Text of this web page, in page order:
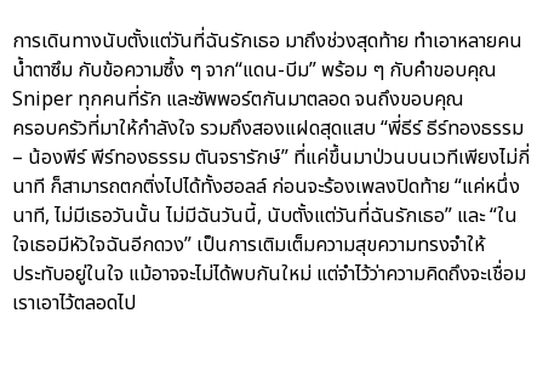
การเดินทางนับตั้งแต่วันที่ฉันรักเธอ มาถึงช่วงสุดท้าย ทำเอาหลายคน
น้ำตาซึม กับข้อความซึ้ง ๆ จาก“แดน-บีม” พร้อม ๆ กับคำขอบคุณ
Sniper ทุกคนที่รัก และซัพพอร์ตกันมาตลอด จนถึงขอบคุณ
ครอบครัวที่มาให้กำลังใจ รวมถึงสองแฝดสุดแสบ “พี่ธีร์ ธีร์ทองธรรม
– น้องพีร์ พีร์ทองธรรม ตันจรารักษ์” ที่แค่ขึ้นมาป่วนบนเวทีเพียงไม่กี่
นาที ก็สามารถตกติ่งไปได้ทั้งฮอลล์ ก่อนจะร้องเพลงปิดท้าย “แค่หนึ่ง
นาที, ไม่มีเธอวันนั้น ไม่มีฉันวันนี้, นับตั้งแต่วันที่ฉันรักเธอ” และ “ใน
ใจเธอมีหัวใจฉันอีกดวง” เป็นการเติมเต็มความสุขความทรงจำให้
ประทับอยู่ในใจ แม้อาจจะไม่ได้พบกันใหม่ แต่จำไว้ว่าความคิดถึงจะเชื่อม
เราเอาไว้ตลอดไป